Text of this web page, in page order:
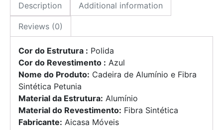
Description Additional information
Reviews (0)
Cor do Estrutura : Polida
Cor do Revestimento : Azul
Nome do Produto: Cadeira de Alumínio e Fibra
Sintética Petunia
Material da Estrutura: Alumínio
Material do Revestimento: Fibra Sintética
Fabricante: Aicasa Móveis